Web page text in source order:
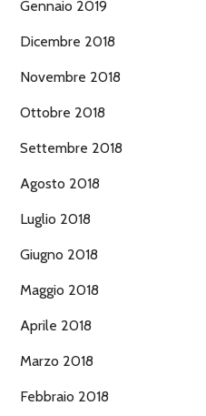
Gennaio 2019
Dicembre 2018
Novembre 2018
Ottobre 2018
Settembre 2018
Agosto 2018
Luglio 2018
Giugno 2018
Maggio 2018
Aprile 2018
Marzo 2018
Febbraio 2018